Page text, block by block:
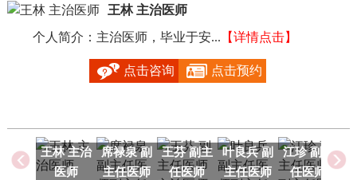
王林 主治医师
个人简介：主治医师，毕业于安... 【详情点击】
点击咨询 点击预约
王林 主治
医师
席禄泉 副
主任医师
王芬 副主
任医师
叶良兵 副
主任医师
江珍 副主
任医师